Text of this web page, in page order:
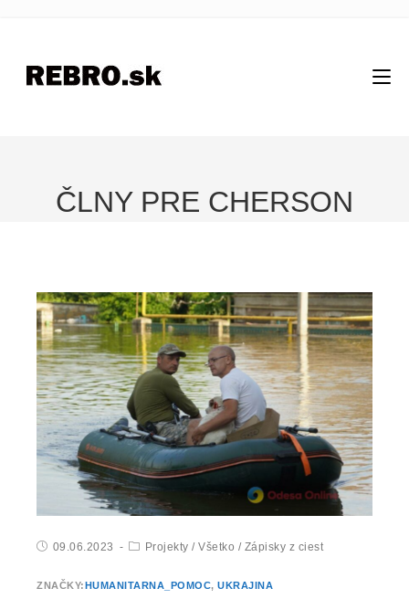
ČLNY PRE CHERSON
09.06.2023 Projekty / Všetko / Zápisky z ciest
ZNAČKY:HUMANITARNA_POMOC, UKRAJINA